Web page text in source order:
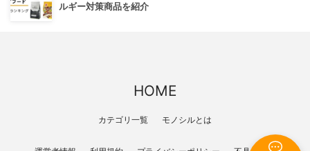
ルギー対策商品を紹介
HOME
カテゴリ一覧 モノシルとは